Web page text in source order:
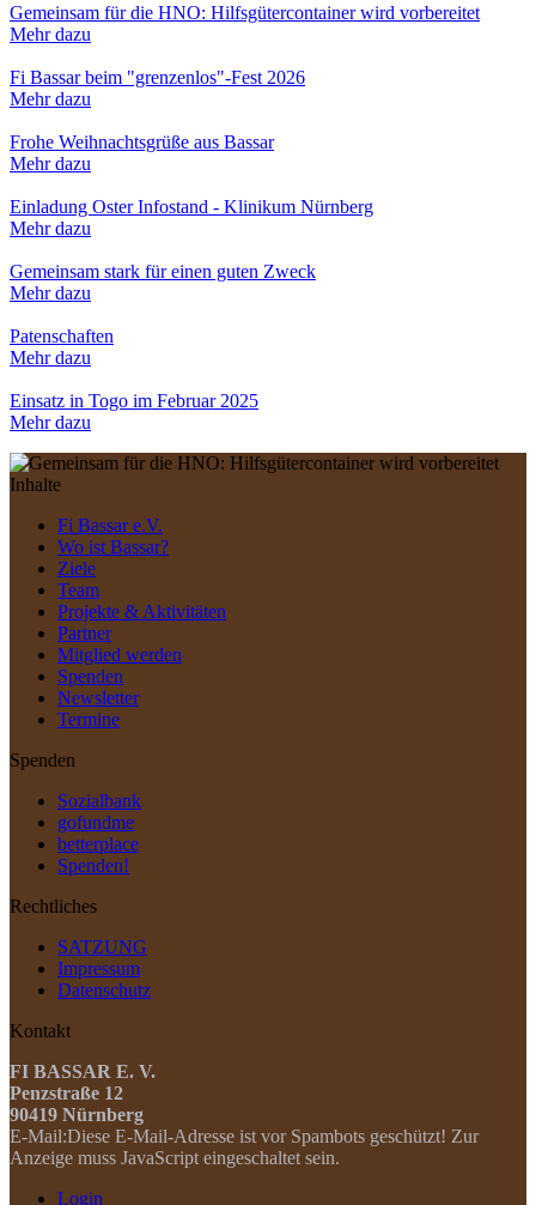
Gemeinsam für die HNO: Hilfsgütercontainer wird vorbereitet
Mehr dazu
Fi Bassar beim "grenzenlos"-Fest 2026
Mehr dazu
Frohe Weihnachtsgrüße aus Bassar
Mehr dazu
Einladung Oster Infostand - Klinikum Nürnberg
Mehr dazu
Gemeinsam stark für einen guten Zweck
Mehr dazu
Patenschaften
Mehr dazu
Einsatz in Togo im Februar 2025
Mehr dazu
Inhalte
Fi Bassar e.V.
Wo ist Bassar?
Ziele
Team
Projekte & Aktivitäten
Partner
Mitglied werden
Spenden
Newsletter
Termine
Spenden
Sozialbank
gofundme
betterplace
Spenden!
Rechtliches
SATZUNG
Impressum
Datenschutz
Kontakt
FI BASSAR E. V.
Penzstraße 12
90419 Nürnberg
E-Mail:Diese E-Mail-Adresse ist vor Spambots geschützt! Zur
Anzeige muss JavaScript eingeschaltet sein.
Login